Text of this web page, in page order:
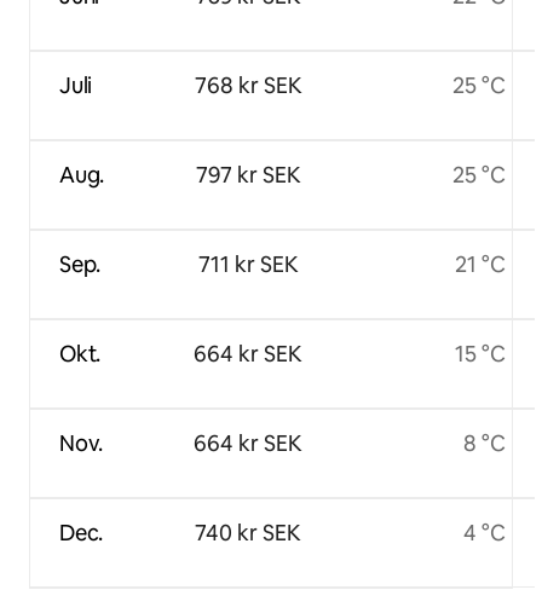
Juli
Aug.
Sep.
Okt.
Nov.
Dec.
768 kr SEK
797 kr SEK
711 kr SEK
664 kr SEK
664 kr SEK
740 kr SEK
25 °C
25 °C
21 °C
15 °C
8 °C
4 °C